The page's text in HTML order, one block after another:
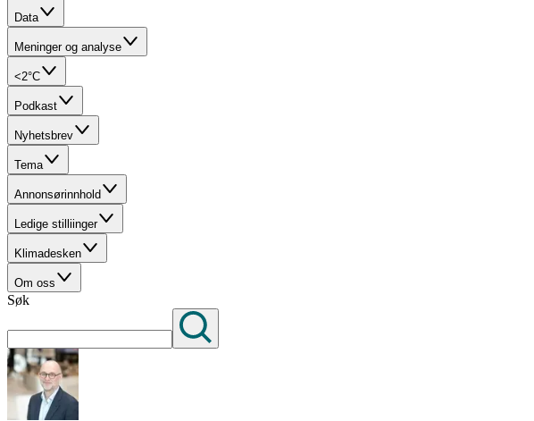
Data
Meninger og analyse
<2°C
Podkast
Nyhetsbrev
Tema
Annonsørinnhold
Ledige stilliinger
Klimadesken
Om oss
Søk